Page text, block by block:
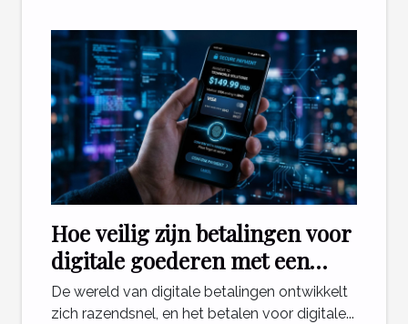
Hoe veilig zijn betalingen voor
digitale goederen met een
telefoonabonnement?
De wereld van digitale betalingen ontwikkelt
zich razendsnel, en het betalen voor digitale...